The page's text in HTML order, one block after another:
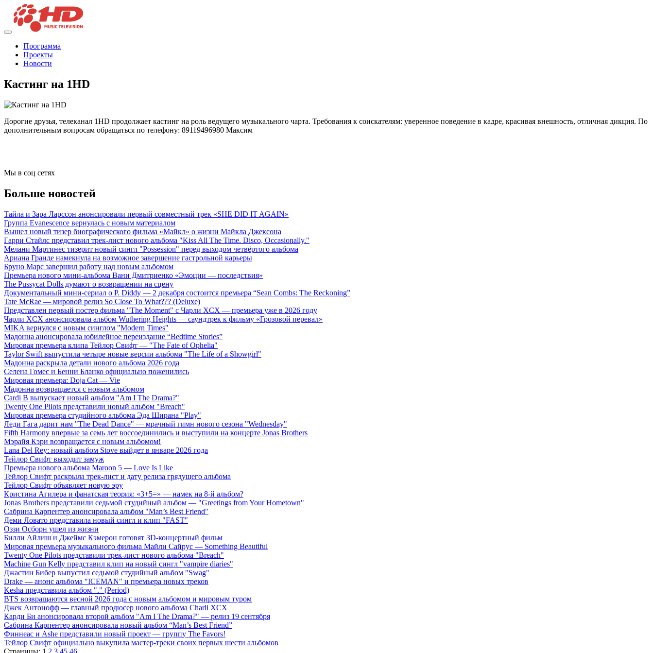
Программа
Проекты
Новости
Кастинг на 1HD
Дорогие друзья, телеканал 1HD продолжает кастинг на роль ведущего музыкального чарта. Требования к соискателям: уверенное поведение в кадре, красивая внешность, отличная дикция. По
дополнительным вопросам обращаться по телефону: 89119496980 Максим
Мы в соц сетях
Больше новостей
Тайла и Зара Ларссон анонсировали первый совместный трек «SHE DID IT AGAIN»
Группа Evanescence вернулась с новым материалом
Вышел новый тизер биографического фильма «Майкл» о жизни Майкла Джексона
Гарри Стайлс представил трек-лист нового альбома "Kiss All The Time. Disco, Occasionally."
Мелани Мартинес тизерит новый сингл "Possession" перед выходом четвёртого альбома
Ариана Гранде намекнула на возможное завершение гастрольной карьеры
Бруно Марс завершил работу над новым альбомом
Премьера нового мини-альбома Вани Дмитриенко «Эмоции — последствия»
The Pussycat Dolls думают о возвращении на сцену
Документальный мини-сериал о P. Diddy — 2 декабря состоится премьера “Sean Combs: The Reckoning”
Tate McRae — мировой релиз So Close To What??? (Deluxe)
Представлен первый постер фильма "The Moment" с Чарли XCX — премьера уже в 2026 году
Чарли XCX анонсировала альбом Wuthering Heights — саундтрек к фильму «Грозовой перевал»
MIKA вернулся с новым синглом "Modern Times"
Мадонна анонсировала юбилейное переиздание “Bedtime Stories”
Мировая премьера клипа Тейлор Свифт — "The Fate of Ophelia"
Taylor Swift выпустила четыре новые версии альбома "The Life of a Showgirl"
Мадонна раскрыла детали нового альбома 2026 года
Селена Гомес и Бенни Бланко официально поженились
Мировая премьера: Doja Cat — Vie
Мадонна возвращается с новым альбомом
Cardi B выпускает новый альбом "Am I The Drama?"
Twenty One Pilots представили новый альбом "Breach"
Мировая премьера студийного альбома Эда Ширана "Play"
Леди Гага дарит нам "The Dead Dance" — мрачный гимн нового сезона "Wednesday"
Fifth Harmony впервые за семь лет воссоединились и выступили на концерте Jonas Brothers
Мэрайя Кэри возвращается с новым альбомом!
Lana Del Rey: новый альбом Stove выйдет в январе 2026 года
Тейлор Свифт выходит замуж
Премьера нового альбома Maroon 5 — Love Is Like
Тейлор Свифт раскрыла трек-лист и дату релиза грядущего альбома
Тейлор Свифт объявляет новую эру
Кристина Агилера и фанатская теория: «3+5=» — намек на 8-й альбом?
Jonas Brothers представили седьмой студийный альбом — "Greetings from Your Hometown"
Сабрина Карпентер анонсировала альбом "Man’s Best Friend"
Деми Ловато представила новый сингл и клип "FAST"
Оззи Осборн ушел из жизни
Билли Айлиш и Джеймс Кэмерон готовят 3D-концертный фильм
Мировая премьера музыкального фильма Майли Сайрус — Something Beautiful
Twenty One Pilots представили трек-лист нового альбома "Breach"
Machine Gun Kelly представил клип на новый сингл "vampire diaries"
Джастин Бибер выпустил седьмой студийный альбом "Swag"
Drake — анонс альбома "ICEMAN" и премьера новых треков
Kesha представила альбом "." (Period)
BTS возвращаются весной 2026 года с новым альбомом и мировым туром
Джек Антонофф — главный продюсер нового альбома Charli XCX
Карди Би анонсировала второй альбом "Am I The Drama?" — релиз 19 сентября
Сабрина Карпентер анонсировала новый альбом “Man’s Best Friend”
Финнеас и Ashe представили новый проект — группу The Favors!
Тейлор Свифт официально выкупила мастер-треки своих первых шести альбомов
Страницы: 1 2 3 45 46